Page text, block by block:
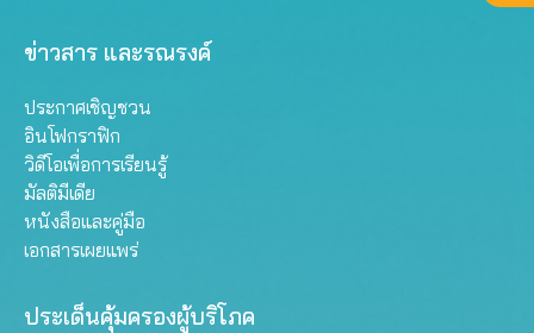
ข่าวสาร และรณรงค์
ประกาศเชิญชวน
อินโฟกราฟิก
วิดีโอเพื่อการเรียนรู้
มัลติมีเดีย
หนังสือและคู่มือ
เอกสารเผยแพร่
ประเด็นคุ้มครองผู้บริโภค